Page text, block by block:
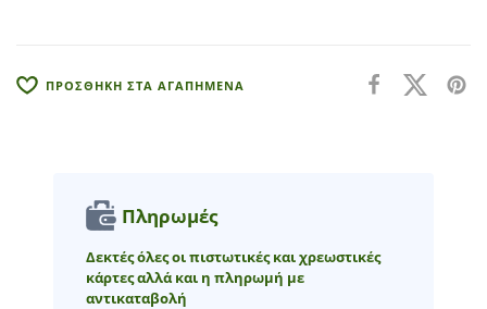
ΠΡΟΣΘΗΚΗ ΣΤΑ ΑΓΑΠΗΜΕΝΑ
Πληρωμές
Δεκτές όλες οι πιστωτικές και χρεωστικές
κάρτες αλλά και η πληρωμή με
αντικαταβολή